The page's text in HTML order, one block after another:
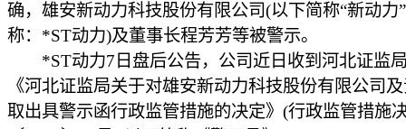
确，雄安新动力科技股份有限公司(以下简称“新动力
称：*ST动力)及董事长程芳芳等被警示。
*ST动力7日盘后公告，公司近日收到河北证监
《河北证监局关于对雄安新动力科技股份有限公司
取出具警示函行政监管措施的决定》(行政监管措施